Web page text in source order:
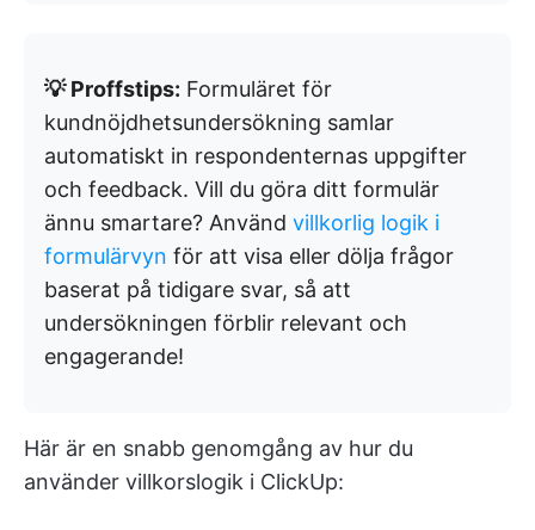
💡 Proffstips: Formuläret för
kundnöjdhetsundersökning samlar
automatiskt in respondenternas uppgifter
och feedback. Vill du göra ditt formulär
ännu smartare? Använd villkorlig logik i
formulärvyn för att visa eller dölja frågor
baserat på tidigare svar, så att
undersökningen förblir relevant och
engagerande!
Här är en snabb genomgång av hur du
använder villkorslogik i ClickUp: